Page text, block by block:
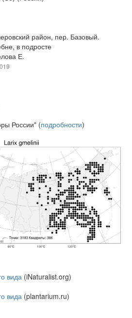
район, пер. Базовый.
в подросте
Е.
России" (подробности)
вида (iNaturalist.org)
вида (plantarium.ru)